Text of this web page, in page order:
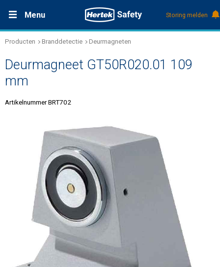
Menu
Oplossingen
Producten
Service & Onderhoud
Over Hertek
Werken bij Hertek
Storing melden
Productdocumentatie (DMS)
+31 (0)495 584111
Producten Branddetectie Deurmagneten
Deurmagneet GT50R020.01 109
mm
Artikelnummer BRT702